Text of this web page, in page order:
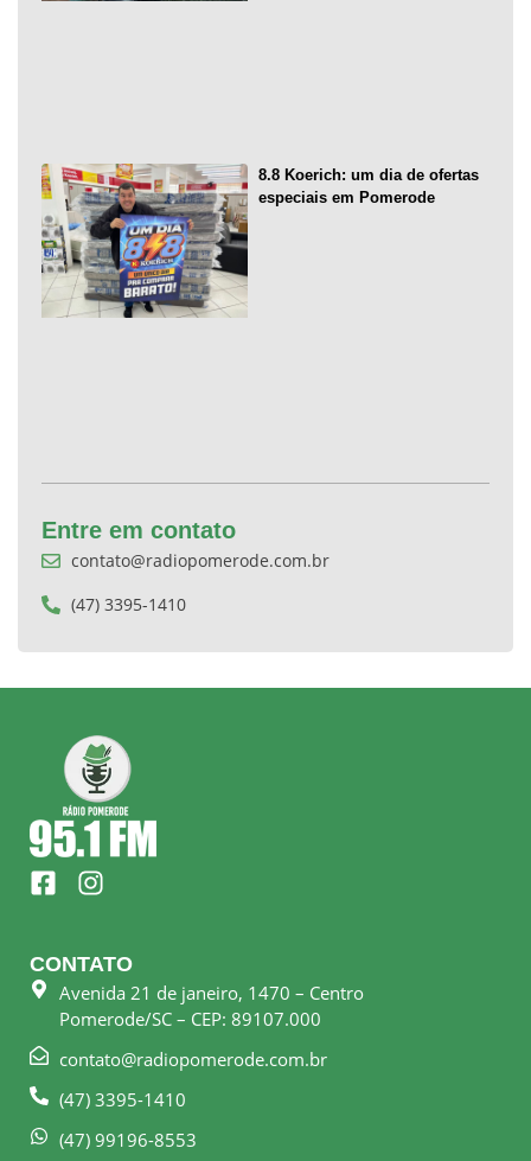
8.8 Koerich: um dia de ofertas
especiais em Pomerode
Entre em contato
contato@radiopomerode.com.br
(47) 3395-1410
F
a
e
b
o
k
s
q
I
n
t
a
g
r
a
m
CONTATO
Avenida 21 de janeiro, 1470 – Centro
Pomerode/SC – CEP: 89107.000
contato@radiopomerode.com.br
(47) 3395-1410
(47) 99196-8553